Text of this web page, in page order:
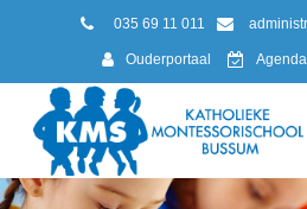
035 69 11 011
Ouderportaal Agenda